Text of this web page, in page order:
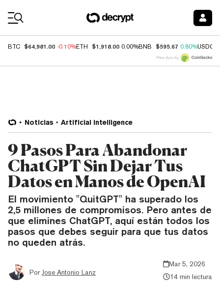
BTC $64,981.00 -0.10%ETH $1,918.00 0.00%BNB $595.67 0.80%USDC
Price data by
Noticias Artificial Intelligence
9 Pasos Para Abandonar
ChatGPT Sin Dejar Tus
Datos en Manos de OpenAI
El movimiento "QuitGPT" ha superado los
2,5 millones de compromisos. Pero antes de
que elimines ChatGPT, aquí están todos los
pasos que debes seguir para que tus datos
no queden atrás.
Por Jose Antonio Lanz
Mar 5, 2026
14 min lectura